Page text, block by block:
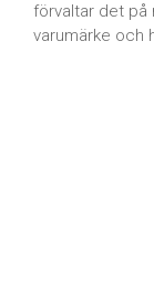
förvaltar det på
varumärke och